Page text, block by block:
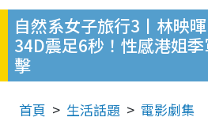
自然系女子旅行3丨林映
34D震足6秒！性感港姐
擊
首頁 生活話題 電影劇集